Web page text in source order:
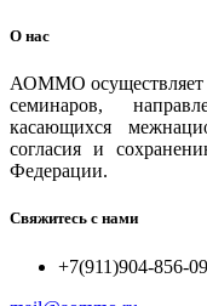
О нас
АОММО осуществляет
семинаров,
касающихся
согласия и
Федерации.
Свяжитесь с нами
+7(911)904-856-